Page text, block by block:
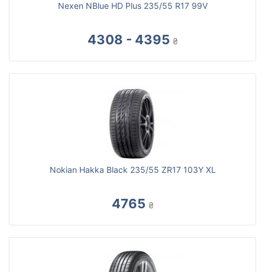
Nexen NBlue HD Plus 235/55 R17 99V
4308 - 4395 ₴
Nokian Hakka Black 235/55 ZR17 103Y XL
4765 ₴